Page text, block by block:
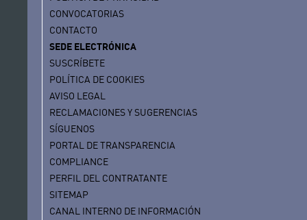
CONVOCATORIAS
CONTACTO
SEDE ELECTRÓNICA
SUSCRÍBETE
POLÍTICA DE COOKIES
AVISO LEGAL
RECLAMACIONES Y SUGERENCIAS
SÍGUENOS
PORTAL DE TRANSPARENCIA
COMPLIANCE
PERFIL DEL CONTRATANTE
SITEMAP
CANAL INTERNO DE INFORMACIÓN